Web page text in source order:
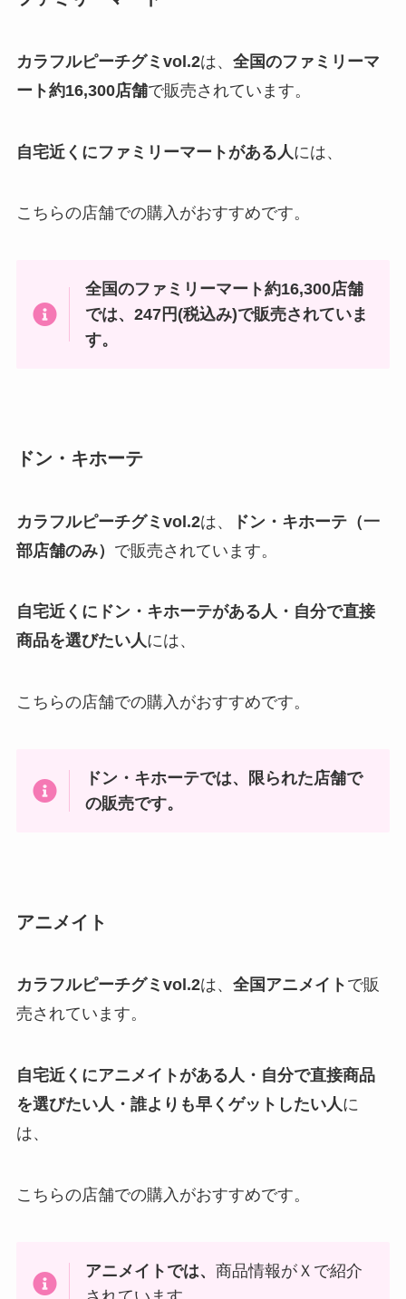
カラフルピーチグミvol.2は、 全国のファミリーマ
ート約16,300店舗で販売されています。
自宅近くにファミリーマートがある人 には、
こちらの店舗での購入がおすすめです。
全国のファミリーマート約16,300店舗
では、247円(税込み)で販売されていま
す。
ドン・キホーテ
カラフルピーチグミvol.2は、
ドン・キホーテ（一
部店舗のみ） で販売されています。
自宅近くに ドン・キホーテがある人 ・ 自分で直接
商品を選びたい人には、
こちらの店舗での購入がおすすめです。
ドン・キホーテでは、限られた店舗で
の販売です。
アニメイト
カラフルピーチグミvol.2は、 全国 アニメイト で販
売されています。
自宅近くにアニメイト がある人・ 自分で直接商品
を選びたい人 ・誰よりも早くゲットしたい人に
は、
こちらの店舗での購入がおすすめです。
アニメイト では、商品情報がＸで紹介